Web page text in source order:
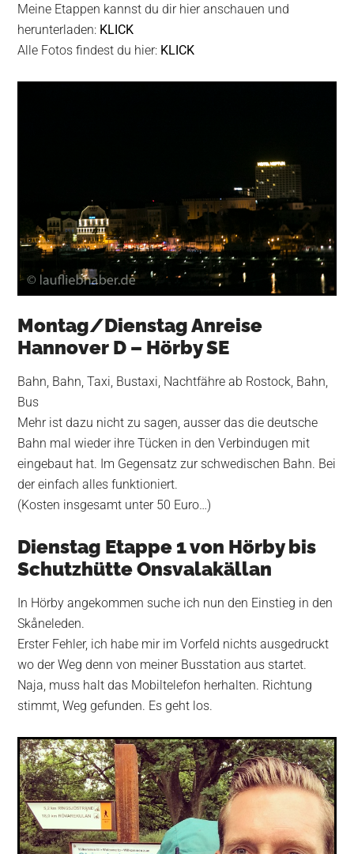
Meine Etappen kannst du dir hier anschauen und
herunterladen: KLICK
Alle Fotos findest du hier: KLICK
Montag/Dienstag Anreise
Hannover D – Hörby SE
Bahn, Bahn, Taxi, Bustaxi, Nachtfähre ab Rostock, Bahn,
Bus
Mehr ist dazu nicht zu sagen, ausser das die deutsche
Bahn mal wieder ihre Tücken in den Verbindugen mit
eingebaut hat. Im Gegensatz zur schwedischen Bahn. Bei
der einfach alles funktioniert.
(Kosten insgesamt unter 50 Euro…)
Dienstag Etappe 1 von Hörby bis
Schutzhütte Onsvalakällan
In Hörby angekommen suche ich nun den Einstieg in den
Skåneleden.
Erster Fehler, ich habe mir im Vorfeld nichts ausgedruckt
wo der Weg denn von meiner Busstation aus startet.
Naja, muss halt das Mobiltelefon herhalten. Richtung
stimmt, Weg gefunden. Es geht los.